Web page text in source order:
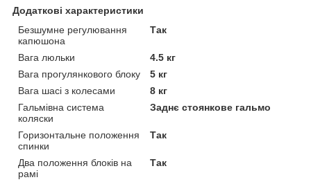
Додаткові характеристики
Безшумне регулювання
капюшона
Так
Вага люльки
4.5 кг
Вага прогулянкового блоку
5 кг
Вага шасі з колесами
8 кг
Гальмівна система
коляски
Заднє стоянкове гальмо
Горизонтальне положення
спинки
Так
Два положення блоків на
рамі
Так